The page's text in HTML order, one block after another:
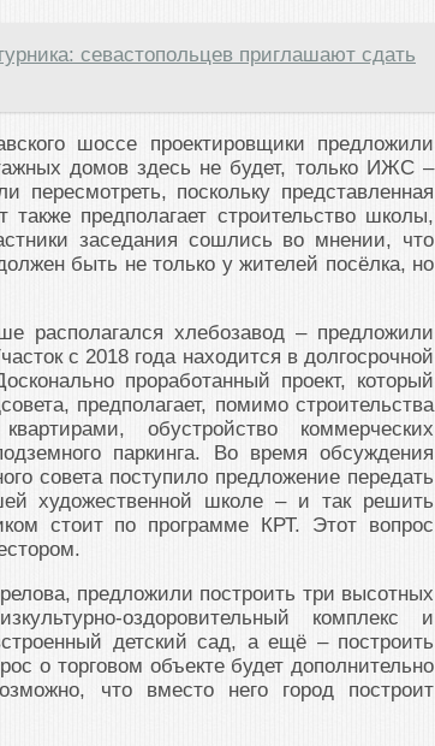
севастопольцев приглашают сдать
шоссе проектировщики предложили
домов здесь не будет, только ИЖС –
пересмотреть, поскольку представленная
также предполагает строительство школы,
заседания сошлись во мнении, что
быть не только у жителей посёлка, но
располагался хлебозавод – предложили
с 2018 года находится в долгосрочной
проработанный проект, который
предполагает, помимо строительства
обустройство коммерческих
паркинга. Во время обсуждения
совета поступило предложение передать
художественной школе – и так решить
стоит по программе КРТ. Этот вопрос
предложили построить три высотных
оздоровительный комплекс и
детский сад, а ещё – построить
о торговом объекте будет дополнительно
что вместо него город построит